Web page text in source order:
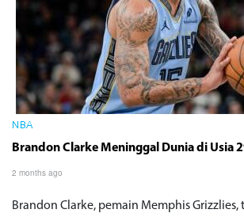
NBA
Brandon Clarke Meninggal Dunia di Usia
2 months ago
Brandon Clarke, pemain Memphis Grizzlies,